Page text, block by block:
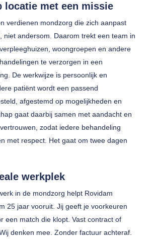
locatie met een missie
verdienen mondzorg die zich aanpast
niet andersom. Daarom trekt een team in
woongroepen en andere
te verzorgen in een
De werkwijze is persoonlijk en
patiënt wordt een passend
afgestemd op mogelijkheden en
gaat daarbij samen met aandacht en
zodat iedere behandeling
met respect. Het gaat om twee dagen
werkplek
in de mondzorg helpt Rovidam
25 jaar vooruit. Jij geeft je voorkeuren
een match die klopt. Vast contract of
denken mee. Zonder factuur achteraf.